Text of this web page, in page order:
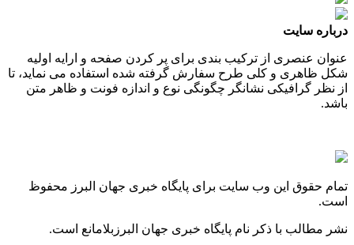
درباره سایت
عنوان عنصری از ترکیب بندی برای پر کردن صفحه و ارایه اولیه
شکل ظاهری و کلی طرح سفارش گرفته شده استفاده می نماید، تا
از نظر گرافیکی نشانگر چگونگی نوع و اندازه فونت و ظاهر متن
باشد.
تمام حقوق این وب سایت برای پایگاه خبری جهان البرز محفوظ
است.
نشر مطالب با ذکر نام پایگاه خبری جهان البرزبلامانع است.